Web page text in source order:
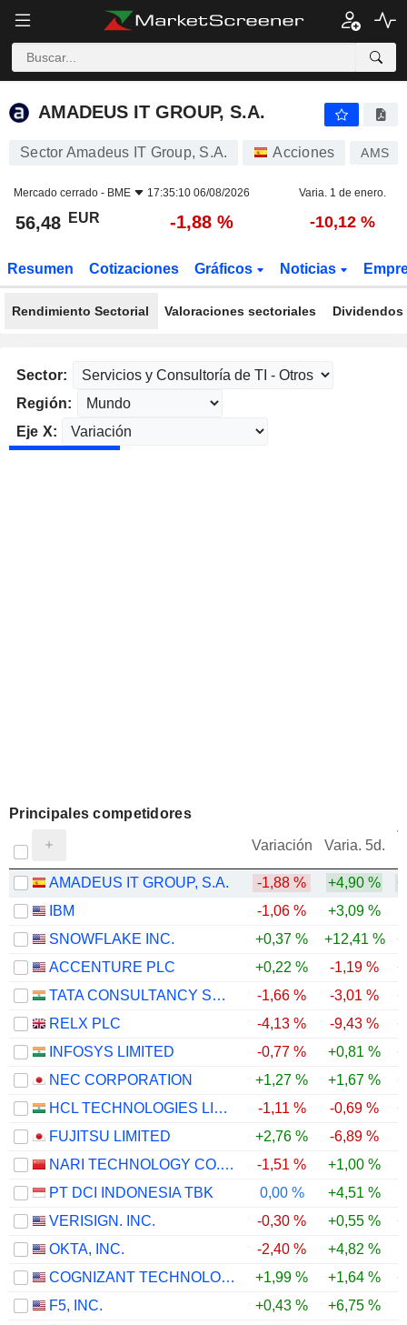
AMADEUS IT GROUP, S.A.
AMADEUS IT GROUP, S.A.
Sector Amadeus IT Group, S.A. Acciones AMS
Mercado cerrado - BME 17:35:10 06/08/2026 Varia. 1 de enero.
56,48 EUR -1,88 % -10,12 %
Resumen Cotizaciones Gráficos Noticias
Rendimiento Sectorial Valoraciones sectoriales
Sector:
Región:
Eje X:
Principales competidores
Variación Varia. 5d.
AMADEUS IT GROUP, S.A. -1,88 % +4,90 %
IBM
-1,06 % +3,09 %
SNOWFLAKE INC.
+0,37 % +12,41 %
ACCENTURE PLC
+0,22 % -1,19 %
TATA CONSULTANCY SERVICES LTD.
-1,66 % -3,01 %
RELX PLC
-4,13 % -9,43 %
INFOSYS LIMITED
-0,77 % +0,81 %
NEC CORPORATION
+1,27 % +1,67 %
HCL TECHNOLOGIES LIMITED
-1,11 % -0,69 %
FUJITSU LIMITED
+2,76 % -6,89 %
NARI TECHNOLOGY CO., LTD.
-1,51 % +1,00 %
PT DCI INDONESIA TBK
0,00 % +4,51 %
VERISIGN. INC.
-0,30 % +0,55 %
OKTA, INC.
-2,40 % +4,82 %
COGNIZANT TECHNOLOGY SOLUTIONS CORPORATION
+1,99 % +1,64 %
F5, INC.
+0,43 % +6,75 %